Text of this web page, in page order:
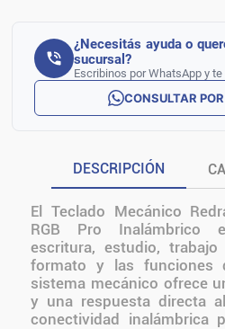
¿Necesitás ayuda o
sucursal?
Escribinos por WhatsApp y
CONSULTAR
DESCRIPCIÓN
El Teclado Mecánico
RGB Pro Inalámbrico
escritura, estudio,
formato y las funciones
sistema mecánico ofrece
y una respuesta directa
conectividad inalámbrica